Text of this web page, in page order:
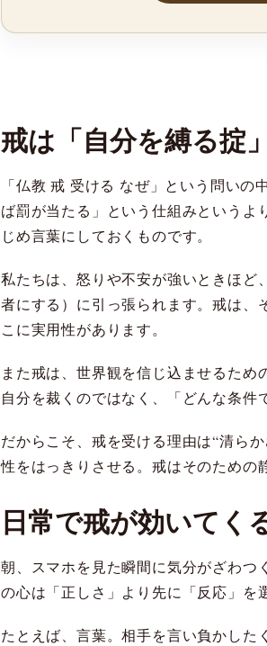
戒は「自分を縛る掟
「仏教 戒 受ける なぜ」という問い
ば罰が当たる」という仕組みという
じめ言葉にしておくものです。
私たちは、怒りや不安が強いときほど
者にする）に引っ張られます。戒は、
こに実用性があります。
また戒は、世界観を信じ込ませるた
自分を裁くのではなく、「どんな条件
だからこそ、戒を受ける理由は“清ら
性をはっきりさせる。戒はそのための
日常で戒が効いてく
朝、スマホを見た瞬間に気分がざわつ
の心は「正しさ」より先に「反応」を
たとえば、言葉。相手を言い負かし